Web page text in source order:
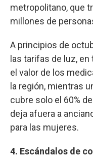
metropolitano, que
millones de
A principios de
las tarifas de luz,
el valor de los
la región, mientras
cubre solo el 60%
deja afuera a
para las mujeres.
4. Escándalos de